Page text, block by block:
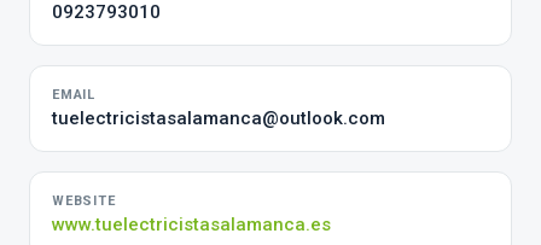
0923793010
EMAIL
tuelectricistasalamanca@outlook.com
WEBSITE
www.tuelectricistasalamanca.es